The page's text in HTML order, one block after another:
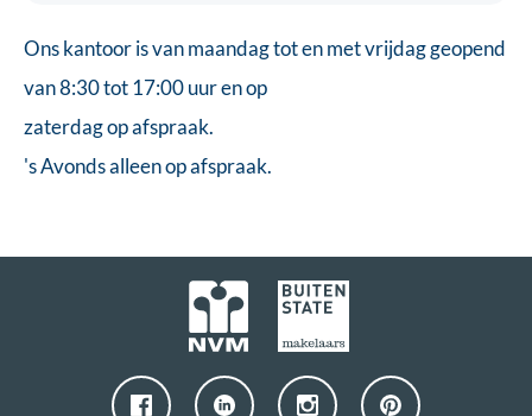
Ons kantoor is van maandag tot en met vrijdag geopend
van 8:30 tot 17:00 uur en op
zaterdag op afspraak.
's Avonds alleen op afspraak.